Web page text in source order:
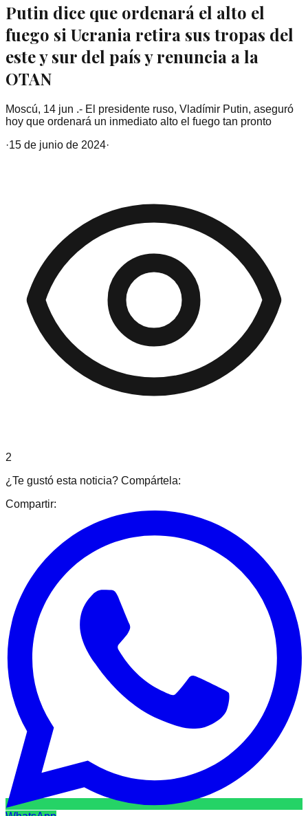
Putin dice que ordenará el alto el
fuego si Ucrania retira sus tropas del
este y sur del país y renuncia a la
OTAN
Moscú, 14 jun .- El presidente ruso, Vladímir Putin, aseguró
hoy que ordenará un inmediato alto el fuego tan pronto
·15 de junio de 2024·
2
¿Te gustó esta noticia? Compártela:
Compartir: